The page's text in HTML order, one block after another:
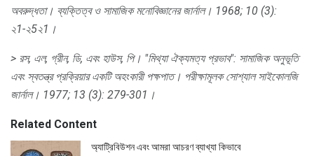
অবরুদ্ধতা। ব্যক্তিত্ব ও সামাজিক মনোবিজ্ঞানের জার্নাল। 1968; 10 (3):
২1-২5২1।
> রস, এল, গ্রীন, ডি, এবং হাউস, পি। "মিথ্যা ঐক্যমত্য প্রভাব": সামাজিক অনুভূতি
এবং স্বতন্ত্র প্রক্রিয়ার একটি অহংকারী পক্ষপাত। পরীক্ষামূলক সোশ্যাল সাইকোলজি
জার্নাল। 1977; 13 (3): 279-301।
Related Content
অ্যাট্রিবিউশন এবং আমরা আচরণ ব্যাখ্যা কিভাবে